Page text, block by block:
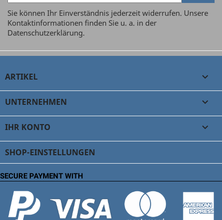
Sie können Ihr Einverständnis jederzeit widerrufen. Unsere
Kontaktinformationen finden Sie u. a. in der
Datenschutzerklärung.
ARTIKEL 
UNTERNEHMEN 
IHR KONTO 
SHOP-EINSTELLUNGEN
SECURE PAYMENT WITH